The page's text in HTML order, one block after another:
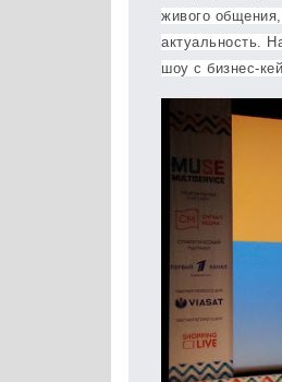
живого
актуальность.
шоу с бизнес-